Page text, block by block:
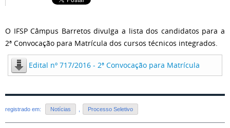
O IFSP Câmpus Barretos divulga a lista dos candidatos para a
2ª Convocação para Matrícula dos cursos técnicos integrados.
Edital nº 717/2016 - 2ª Convocação para Matrícula
registrado em: Notícias Processo Seletivo